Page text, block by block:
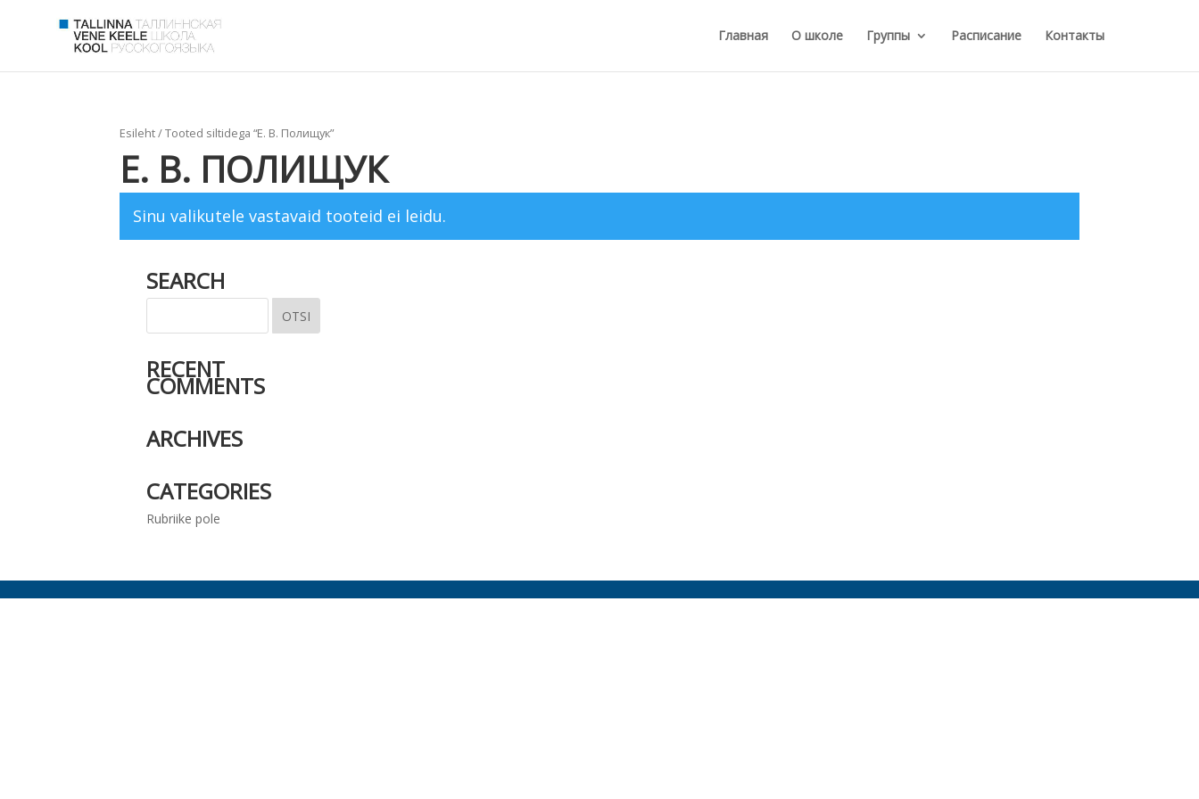
Главная О школе Группы Расписание Контакты
Esileht/ Tooted siltidega “Е. В. Полищук”
Е. В. ПОЛИЩУК
Sinu valikutele vastavaid tooteid ei leidu.
SEARCH
RECENT
COMMENTS
ARCHIVES
CATEGORIES
Rubriike pole